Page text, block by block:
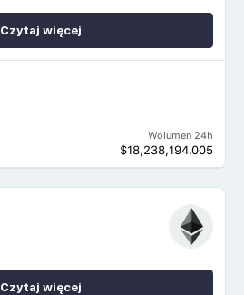
Wolumen 24h
$18,238,194,005
Czytaj więcej
Czytaj więcej